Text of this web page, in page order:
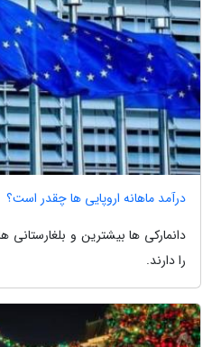
درآمد ماهانه اروپایی ها چقدر است؟
دانمارکی ها بیشترین و بلغارستانی
را دارند.